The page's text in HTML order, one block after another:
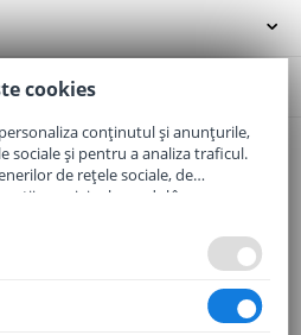
Jud. Bihor
cookies
conținutul și anunțurile,
sociale și pentru a analiza traficul.
de rețele sociale, de
cu privire la modul în care
pot combina cu alte informații